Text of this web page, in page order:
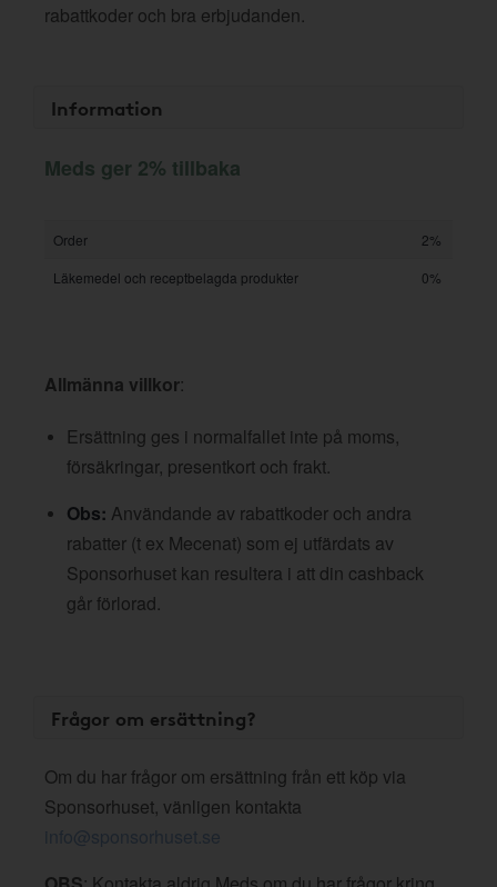
rabattkoder och bra erbjudanden.
Information
Meds ger 2% tillbaka
Order
2%
Läkemedel och receptbelagda produkter
0%
Allmänna villkor:
Ersättning ges i normalfallet inte på moms,
försäkringar, presentkort och frakt.
Obs: Användande av rabattkoder och andra
rabatter (t ex Mecenat) som ej utfärdats av
Sponsorhuset kan resultera i att din cashback
går förlorad.
Frågor om ersättning?
Om du har frågor om ersättning från ett köp via
Sponsorhuset, vänligen kontakta
info@sponsorhuset.se